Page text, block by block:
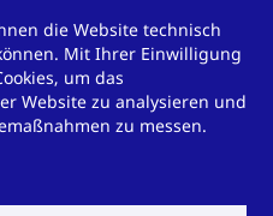
die Website technisch
Mit Ihrer Einwilligung
um das
Website zu analysieren und
zu messen.